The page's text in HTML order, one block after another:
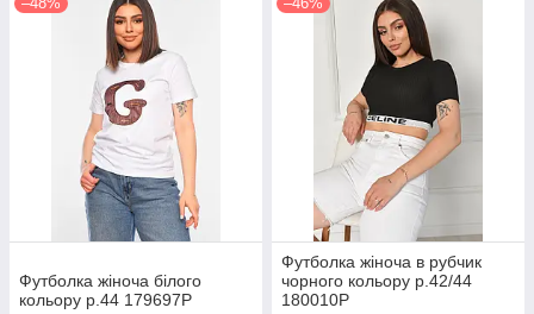
Футболка жіноча білого
кольору р.44 179697P
Футболка жіноча в рубчик
чорного кольору р.42/44
180010P